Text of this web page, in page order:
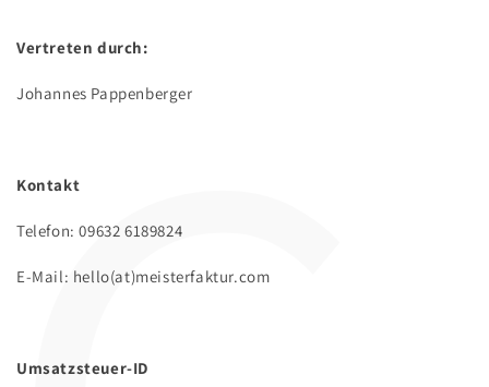
Vertreten durch:
Johannes Pappenberger
Kontakt
Telefon: 09632 6189824
E-Mail: hello(at)meisterfaktur.com
Umsatzsteuer-ID